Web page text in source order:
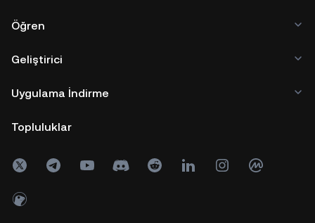
Öğren
Geliştirici
Uygulama İndirme
Topluluklar